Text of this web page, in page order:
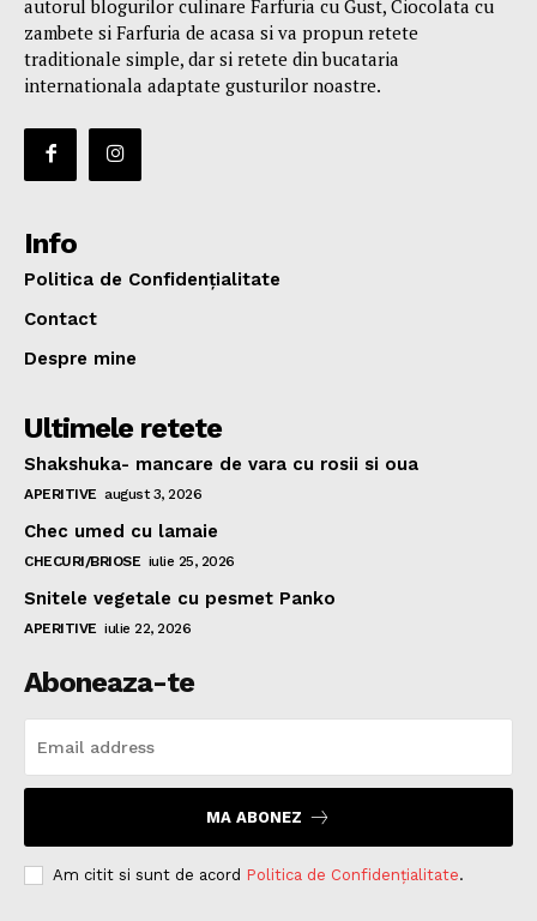
autorul blogurilor culinare Farfuria cu Gust, Ciocolata cu
zambete si Farfuria de acasa si va propun retete
traditionale simple, dar si retete din bucataria
internationala adaptate gusturilor noastre.
Info
Politica de Confidențialitate
Contact
Despre mine
Ultimele retete
Shakshuka- mancare de vara cu rosii si oua
APERITIVE august 3, 2026
Chec umed cu lamaie
CHECURI/BRIOSE iulie 25, 2026
Snitele vegetale cu pesmet Panko
APERITIVE iulie 22, 2026
Aboneaza-te
MA ABONEZ
Am citit si sunt de acord Politica de Confidențialitate.